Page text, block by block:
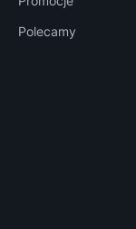
Polecamy